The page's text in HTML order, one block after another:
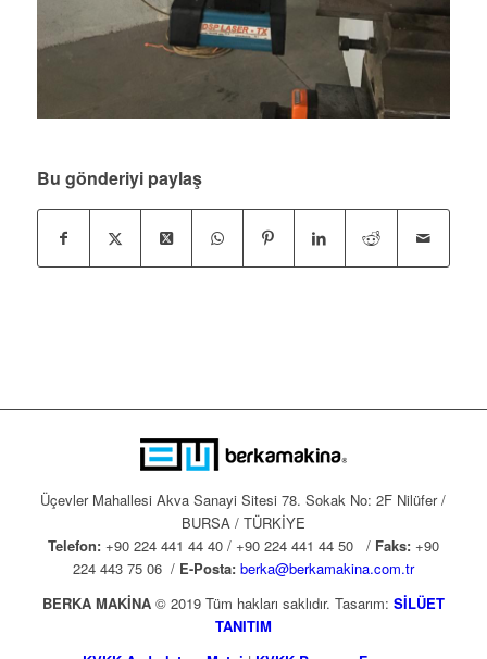
Bu gönderiyi paylaş
Üçevler Mahallesi Akva Sanayi Sitesi 78. Sokak No: 2F Nilüfer /
BURSA / TÜRKİYE
Telefon:+90 224 441 44 40 / +90 224 441 44 50 / Faks:+90
224 443 75 06 / E-Posta: berka@berkamakina.com.tr
BERKA MAKİNA© 2019 Tüm hakları saklıdır. Tasarım: SİLÜET
TANITIM